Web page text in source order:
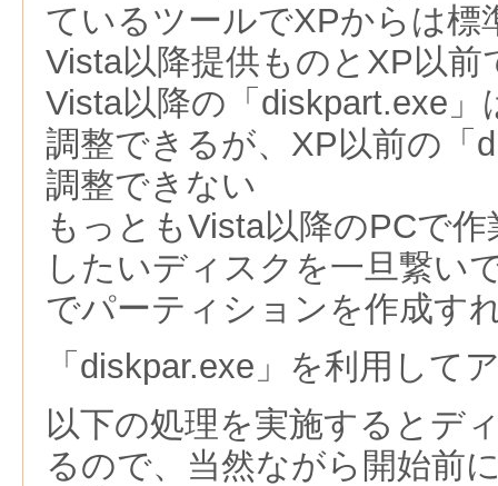
ているツールでXPからは標
Vista以降提供ものとXP以前
Vista以降の「diskpart.exe
調整できるが、XP以前の「
調整できない
もっともVista以降のPCで
したいディスクを一旦繋い
でパーティションを作成す
「diskpar.exe」を利用して
以下の処理を実施するとデ
るので、当然ながら開始前